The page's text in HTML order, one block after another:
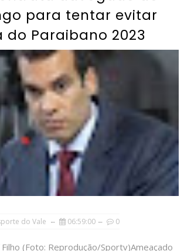
para tentar evitar
do Paraibano 2023
do Vale 06:59:00 0
(Foto: Reprodução/Sportv)Ameaçado